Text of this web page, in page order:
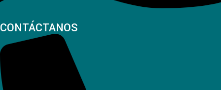
CONTÁCTANOS